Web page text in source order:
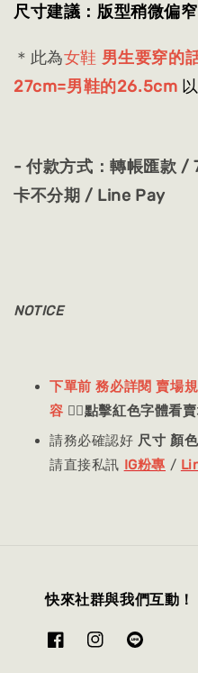
尺寸建議：版型稍微偏
＊此為女鞋 男生要穿的
27cm=男鞋的26.5cm
- 付款方式：轉帳匯款 /
卡不分期 / Line Pay
NOTICE
下單前 務必詳閱 賣場
容 👈🏻點擊紅色字體看
請務必確認好 尺寸 顏色
請直接私訊 IG粉專 /
快來社群與我們互動！